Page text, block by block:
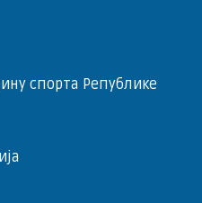
спорта Републике